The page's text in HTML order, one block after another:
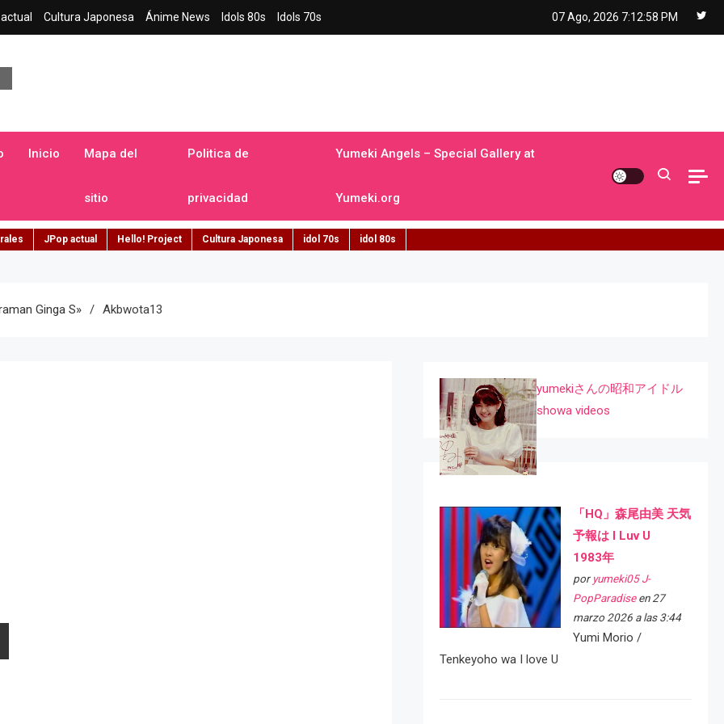
Cultura Japonesa Ánime News Idols 80s Idols 70s 07 Ago, 2026 7:12:59 PM
Inicio Mapa del
sitio
Politica de
privacidad
Yumeki Angels – Special Gallery at
Yumeki.org
JPop actual Hello! Project Cultura Japonesa idol 70s idol 80s
Ginga S» Akbwota13
yumekiさんの昭和アイドル
showa videos
「HQ」森尾由美 天気
予報は I Luv U
1983年
por yumeki05 J-
PopParadiseen 27
marzo 2026 a las 3:44
Yumi Morio /
Tenkeyoho wa I love U